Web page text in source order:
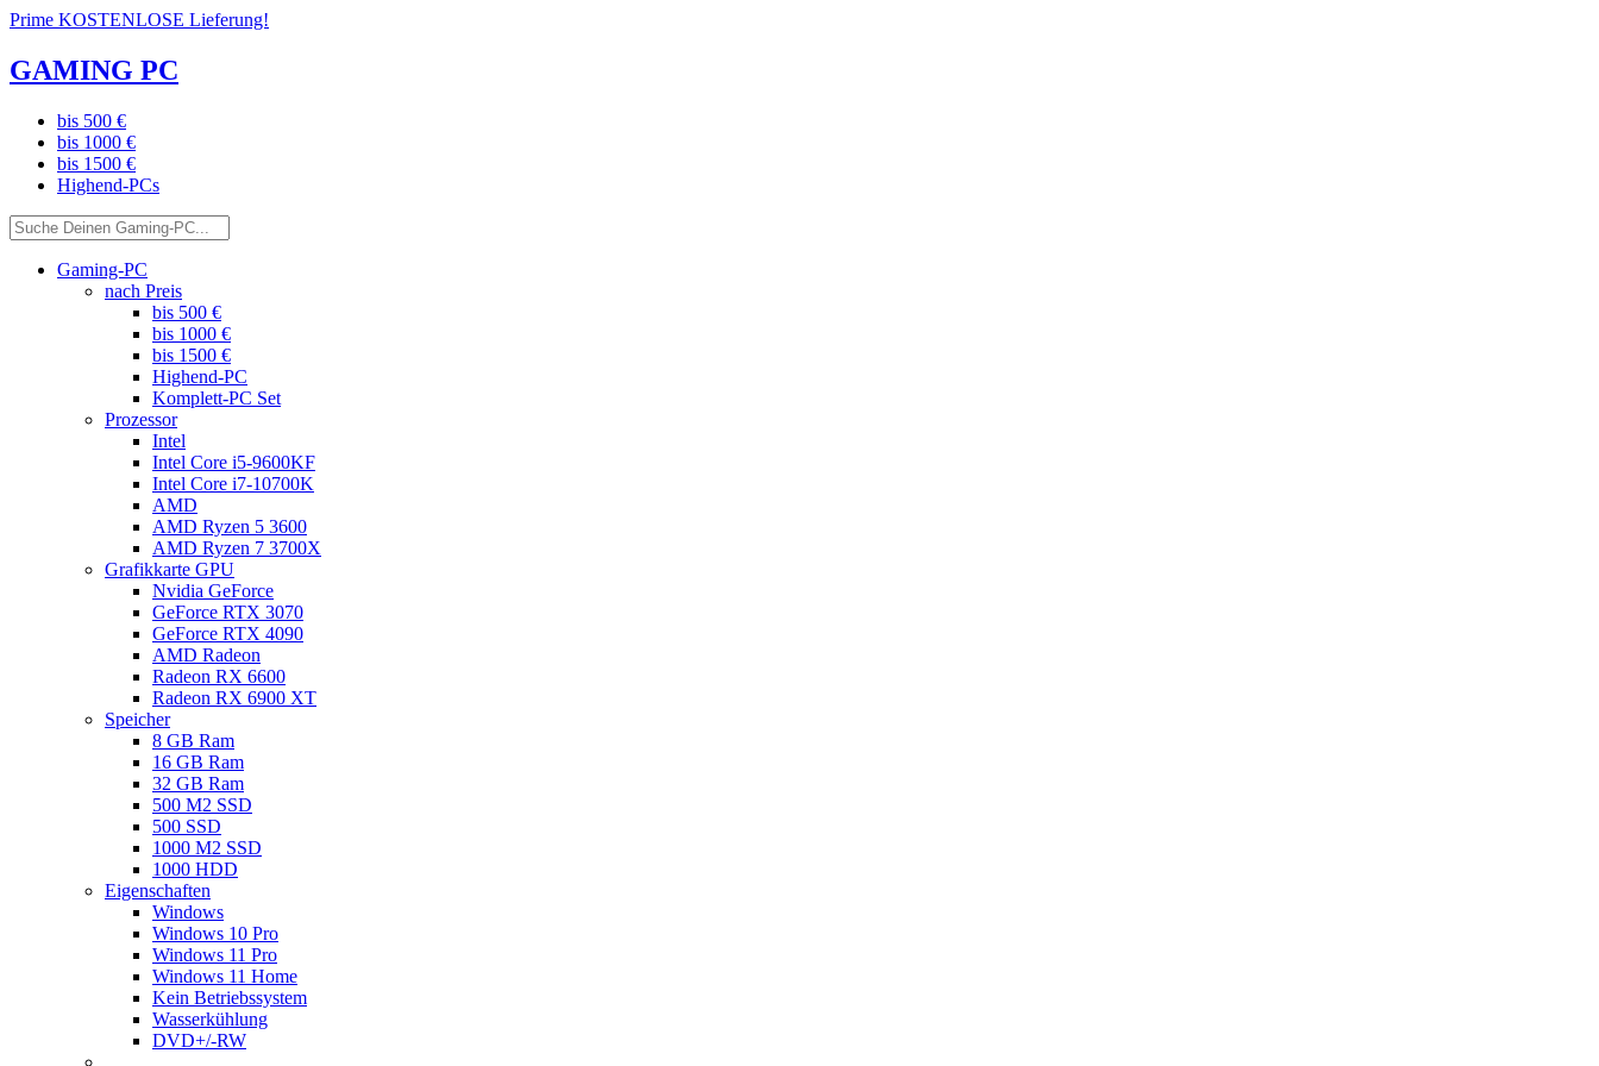
Prime KOSTENLOSE Lieferung!
GAMING PC
bis 500 €
bis 1000 €
bis 1500 €
Highend-PCs
Gaming-PC
nach Preis
bis 500 €
bis 1000 €
bis 1500 €
Highend-PC
Komplett-PC Set
Prozessor
Intel
Intel Core i5-9600KF
Intel Core i7-10700K
AMD
AMD Ryzen 5 3600
AMD Ryzen 7 3700X
Grafikkarte GPU
Nvidia GeForce
GeForce RTX 3070
GeForce RTX 4090
AMD Radeon
Radeon RX 6600
Radeon RX 6900 XT
Speicher
8 GB Ram
16 GB Ram
32 GB Ram
500 M2 SSD
500 SSD
1000 M2 SSD
1000 HDD
Eigenschaften
Windows
Windows 10 Pro
Windows 11 Pro
Windows 11 Home
Kein Betriebssystem
Wasserkühlung
DVD+/-RW